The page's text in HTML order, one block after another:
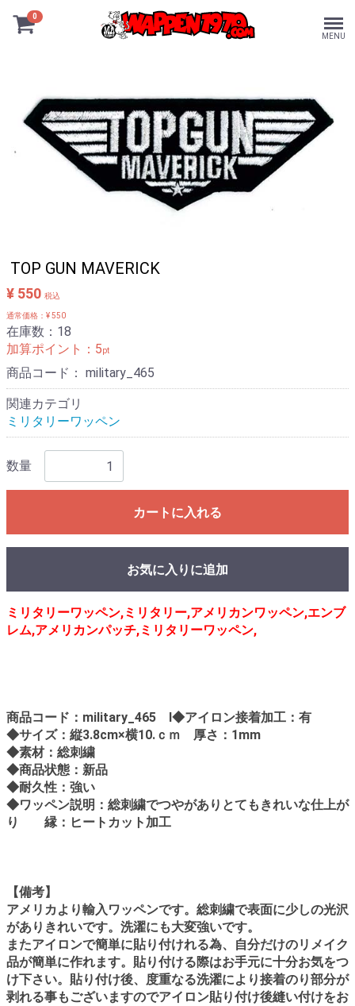
0
MENU
TOP GUN MAVERICK
¥ 550 税込
通常価格：¥ 550
在庫数：18
加算ポイント： 5pt
商品コード： military_465
関連カテゴリ
ミリタリーワッペン
数量
カートに入れる
お気に入りに追加
ミリタリーワッペン,ミリタリー,アメリカンワッペン,エンブ
レム,アメリカンパッチ,ミリタリーワッペン,
商品コード：military_465 l◆アイロン接着加工：有
◆サイズ：縦3.8cm×横10.ｃｍ 厚さ：1mm
◆素材：総刺繍
◆商品状態：新品
◆耐久性：強い
◆ワッペン説明：総刺繍でつやがありとてもきれいな仕上が
り 縁：ヒートカット加工
【備考】
アメリカより輸入ワッペンです。総刺繍で表面に少しの光沢
がありきれいです。洗濯にも大変強いです。
またアイロンで簡単に貼り付けれる為、自分だけのリメイク
品が簡単に作れます。貼り付ける際はお手元に十分お気をつ
け下さい。貼り付け後、度重なる洗濯により接着のり部分が
剥れる事もございますのでアイロン貼り付け後縫い付けをお